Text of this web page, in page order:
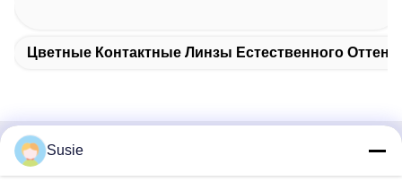
Цветные Контактные Линзы Естественного
Быстрый контакт
Susie